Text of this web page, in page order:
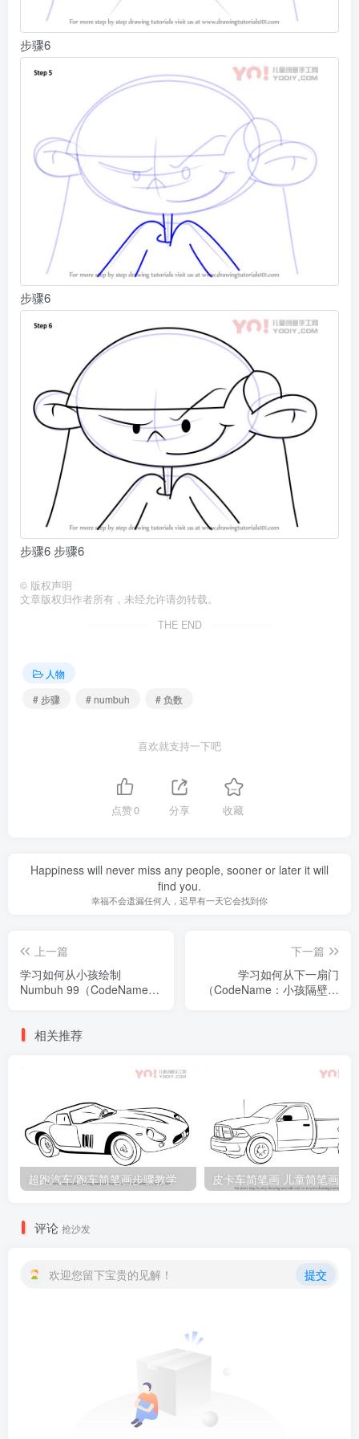
步骤6
步骤6
步骤6 步骤6
© 版权声明
文章版权归作者所有，未经允许请勿转载。
THE END
人物
# 步骤
# numbuh # 负数
喜欢就支持一下吧
点赞0 分享 收藏
Happiness will never miss any people, sooner or later it will
find you.
幸福不会遗漏任何人，迟早有一天它会找到你
上一篇
学习如何从小孩绘制
Numbuh 99（CodeName：
下一篇
学习如何从下一扇门
（CodeName：小孩隔壁）
相关推荐
超跑汽车/跑车简笔画步骤教学 皮卡车简笔画 儿童简笔画
评论 抢沙发
欢迎您留下宝贵的见解！ 提交